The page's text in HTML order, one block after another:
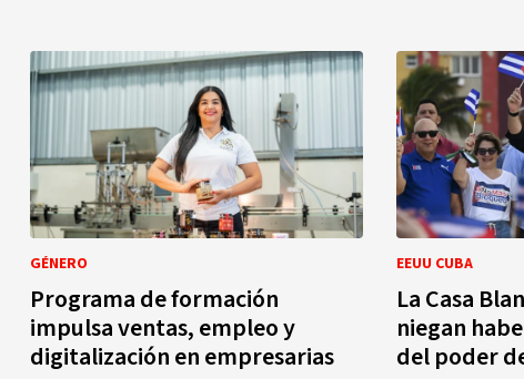
GÉNERO
Programa de formación
impulsa ventas, empleo y
digitalización en empresarias
EEUU CUBA
La Casa
niegan
del poder